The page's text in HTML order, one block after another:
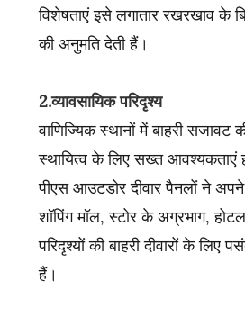
विशेषताएं इसे लगातार रखरखाव के
की अनुमति देती हैं।
2.व्यावसायिक परिदृश्य
वाणिज्यिक स्थानों में बाहरी सजावट
स्थायित्व के लिए सख्त आवश्यकताएं
पीएस आउटडोर दीवार पैनलों ने
शॉपिंग मॉल, स्टोर के अग्रभाग,
परिदृश्यों की बाहरी दीवारों के लिए
हैं।